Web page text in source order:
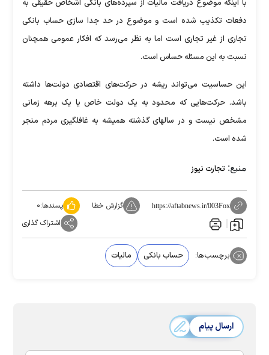
با اینکه موضوع دریافت مالیات از سپرده‌های بانکی اشخاص حقیقی به
دفعات تکذیب شده است و موضوع در حد جدا سازی حساب‌ بانکی
تجاری از غیر تجاری است اما به نظر می‌رسد که افکار عمومی همچنان
نسبت به این مسئله حساس است.
این حساسیت می‌تواند ریشه در حرکت‌های اقتصادی دولت‌ها داشته
باشد. حرکت‌هایی که محدود به یک دولت خاص یا یک برهه زمانی
مشخص نیست و در سالهای گذشته همیشه به غافلگیری مردم منجر
شده است.
منبع: تجارت نیوز
https://aftabnews.ir/003Fox گزارش خطا پسندها:۰
اشتراک گذاری
برچسب‌ها: حساب بانکی مالیات
ارسال پیام